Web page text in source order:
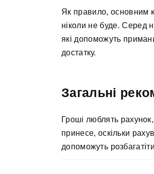
Як правило, основним
ніколи не буде. Серед
які допоможуть
достатку.
Загальні
Гроші люблять
принесе, оскільки
допоможуть